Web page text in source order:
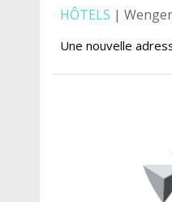
HÔTELS |
Une nouvelle